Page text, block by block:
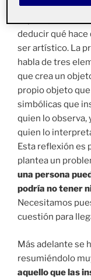
dos tipos de
deducir qué hace
ser artístico. La
habla de tres
que crea un
propio objeto
simbólicas que
quien lo observa,
quien lo
Esta reflexión es
plantea un
una persona
podría no tener
Necesitamos
cuestión para
Más adelante se
resumiéndolo
aquello que las